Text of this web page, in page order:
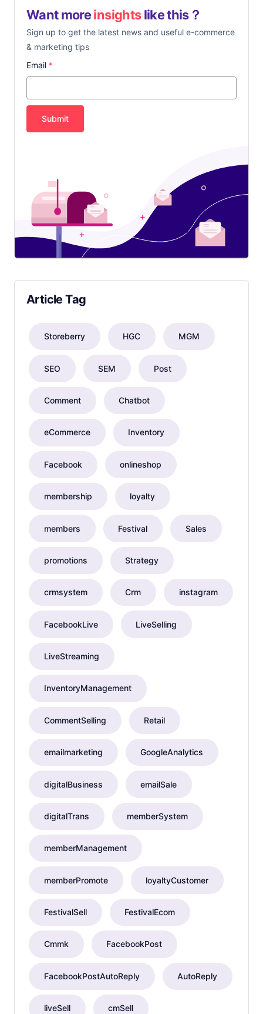
Want moreinsightslike this？
Sign up to get the latest news and useful e-commerce
& marketing tips
Email *
Submit
Article Tag
Storeberry HGC MGM
SEO SEM Post
Comment Chatbot
eCommerce Inventory
Facebook onlineshop
membership loyalty
members Festival Sales
promotions Strategy
crmsystem Crm instagram
FacebookLive LiveSelling
LiveStreaming
InventoryManagement
CommentSelling Retail
emailmarketing GoogleAnalytics
digitalBusiness emailSale
digitalTrans memberSystem
memberManagement
memberPromote loyaltyCustomer
FestivalSell FestivalEcom
Cmmk FacebookPost
FacebookPostAutoReply AutoReply
liveSell cmSell